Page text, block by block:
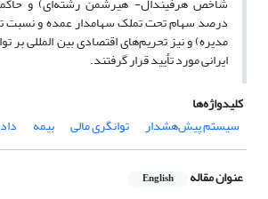
درصد سهام تحت تملک سهامدار عمده و نسبت
مدیره) و نیز تحریم‌های اقتصادی بین المللی بر
ایرانی مورد تأیید قرار گرفتند.
کلیدواژه‌ها
سیستم پیش‌هشدار
توانگری مالی بیمه
عنوان مقاله English